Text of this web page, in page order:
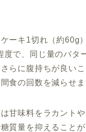
ーキ1切れ（約60g
で、同じ量のバタ
らに腹持ちが良い
食の回数を減らせま
甘味料をラカント
質量を抑えること